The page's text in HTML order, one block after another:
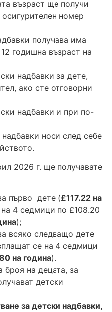
възраст ще получи
номер
получава има
годишна възраст на
надбавки за дете,
ако сте отговорни
надбавки и при по-
носи след себе
2026 г. ще получавате
първо дете (£117.22 на
4 седмици по £108.20
);
всяко следващо дете
се на 4 седмици
на година).
броя на децата, за
детски
за детски надбавки,